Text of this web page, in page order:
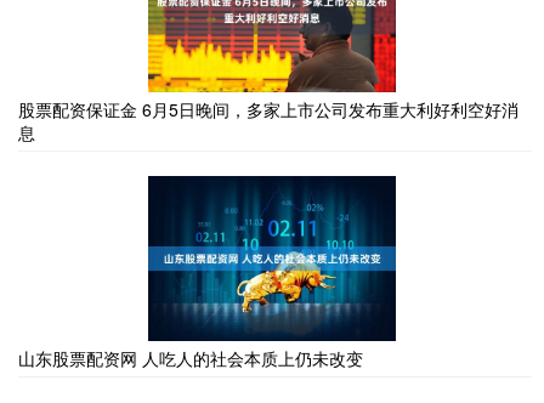
股票配资保证金 6月5日晚间，多家上市公司发布重大利好利空好消
息
山东股票配资网 人吃人的社会本质上仍未改变